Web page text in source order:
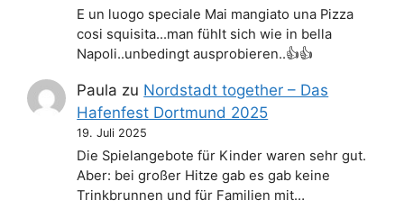
E un luogo speciale Mai mangiato una Pizza
cosi squisita...man fühlt sich wie in bella
Napoli..unbedingt ausprobieren..👍👍
Paula zu Nordstadt together – Das
Hafenfest Dortmund 2025
19. Juli 2025
Die Spielangebote für Kinder waren sehr gut.
Aber: bei großer Hitze gab es gab keine
Trinkbrunnen und für Familien mit…